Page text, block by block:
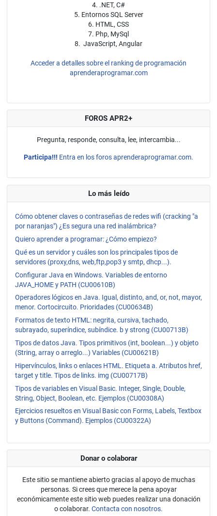
4. .NET, C#
5. Entornos SQL Server
6. HTML, CSS
7. Php, MySql
8. JavaScript, Angular
Acceder a detalles sobre el ranking de programación
aprenderaprogramar.com
FOROS APR2+
Pregunta, responde, consulta, lee, intercambia...
Participa!!! Entra en los foros aprenderaprogramar.com.
Lo más leído
Cómo obtener claves o contraseñas de redes wifi (cracking "a
por naranjas") ¿Es segura una red inalámbrica?
Quiero aprender a programar: ¿Cómo empiezo?
Qué es un servidor y cuáles son los principales tipos de
servidores (proxy,dns, web,ftp,pop3 y smtp, dhcp...).
Configurar Java en Windows. Variables de entorno
JAVA_HOME y PATH (CU00610B)
Operadores lógicos en Java. Igual, distinto, and, or, not, mayor,
menor. Cortocircuito. Prioridades (CU00634B)
Formatos de texto HTML: negrita, cursiva, tachado,
subrayado, superíndice, subíndice. b y strong (CU00713B)
Tipos de datos Java. Tipos primitivos (int, boolean...) y objeto
(String, array o arreglo...) Variables (CU00621B)
Hipervínculos, links o enlaces HTML. Etiqueta a. Atributos href,
target y title. Tipos de links. img (CU00717B)
Tipos de variables en Visual Basic. Integer, Single, Double,
String, Object, Boolean, etc. Ejemplos (CU00308A)
Ejercicios resueltos en Visual Basic con Forms, Labels, Textbox
y Buttons (Command). Ejemplos (CU00322A)
Donar o colaborar
Este sitio se mantiene abierto gracias al apoyo de muchas
personas. Si crees que merece la pena apoyar
económicamente este sitio web puedes realizar una donación
o colaborar. Contacta con nosotros.